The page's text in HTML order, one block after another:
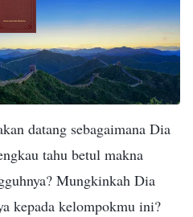
datang sebagaimana Dia
tahu betul makna
Mungkinkah Dia
kepada kelompokmu ini?